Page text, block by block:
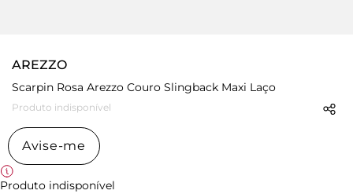
AREZZO
Scarpin Rosa Arezzo Couro Slingback Maxi Laço
Produto indisponível
Avise-me
Produto indisponível